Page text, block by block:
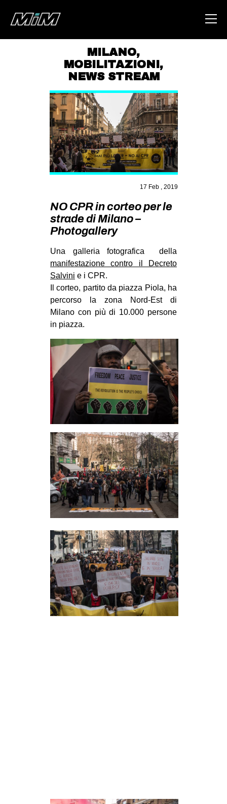
HOME
AREA
DEGENERAZIONE
GAZA FREESTYLE
CSOA LAMBRETTA
ZAM
MILANO
MOBILITAZIONI
SPAZI
SPORT POPOLARE
ANTIFASCISMO
DIRITTO ALL’ABITARE
GENERI
MIGRAZIONI
PRECARIATO
STUDENTI
CULTURE
ARTE
CINEMA
MANIFESTI
MUSICA
RECENSIONI
INTERNAZIONALE
AFRICA
AMERICHE
MILANO,
MOBILITAZIONI ,
NEWS STREAM
17 Feb , 2019
NO CPR in corteo per le
strade di Milano –
Photogallery
Una galleria fotografica della
manifestazione contro il Decreto
Salvini e i CPR.
Il corteo, partito da piazza Piola, ha
percorso la zona Nord-Est di
Milano con più di 10.000 persone
in piazza.